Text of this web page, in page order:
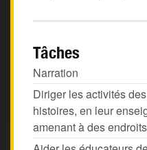
Tâches
Narration
Diriger les activités
histoires, en leur
amenant à des